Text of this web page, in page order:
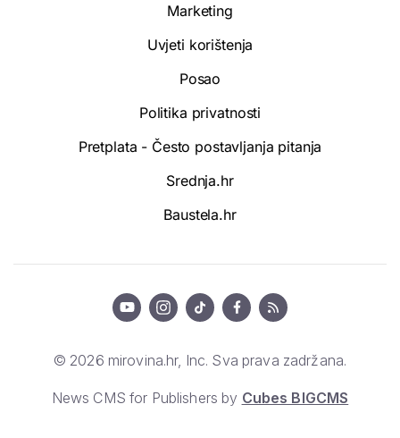
Marketing
Uvjeti korištenja
Posao
Politika privatnosti
Pretplata - Često postavljanja pitanja
Srednja.hr
Baustela.hr
© 2026 mirovina.hr, Inc. Sva prava zadržana.
News CMS for Publishers by Cubes BIGCMS